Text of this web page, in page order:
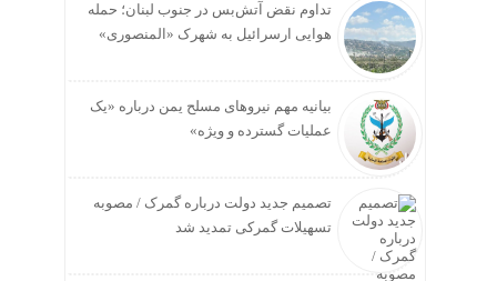
تداوم نقض آتش‌بس در جنوب لبنان؛ حمله
هوایی ارسرائیل به شهرک «المنصوری»
بیانیه مهم نیروهای مسلح یمن درباره «یک
عملیات گسترده و ویژه»
تصمیم جدید دولت درباره گمرک / مصوبه
تسهیلات گمرکی تمدید شد